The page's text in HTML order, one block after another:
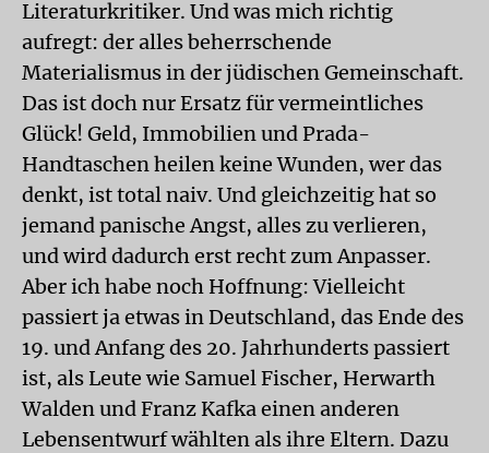
Literaturkritiker. Und was mich richtig
aufregt: der alles beherrschende
Materialismus in der jüdischen Gemeinschaft.
Das ist doch nur Ersatz für vermeintliches
Glück! Geld, Immobilien und Prada-
Handtaschen heilen keine Wunden, wer das
denkt, ist total naiv. Und gleichzeitig hat so
jemand panische Angst, alles zu verlieren,
und wird dadurch erst recht zum Anpasser.
Aber ich habe noch Hoffnung: Vielleicht
passiert ja etwas in Deutschland, das Ende des
19. und Anfang des 20. Jahrhunderts passiert
ist, als Leute wie Samuel Fischer, Herwarth
Walden und Franz Kafka einen anderen
Lebensentwurf wählten als ihre Eltern. Dazu